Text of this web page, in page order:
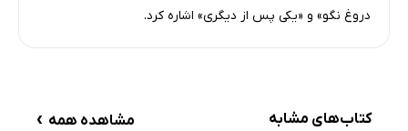
دروغ نگو» و «یکی پس از دیگری» اشاره کرد.
کتاب‌های مشابه مشاهده همه ›